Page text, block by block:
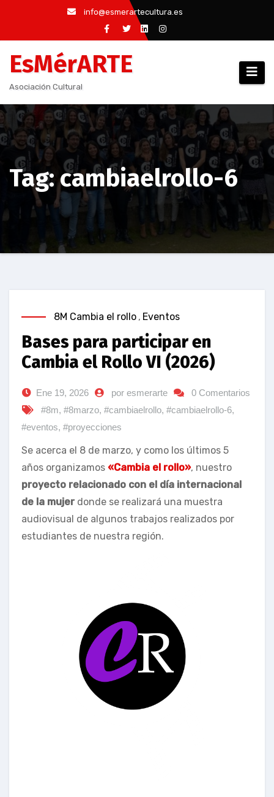
contenido
info@esmerartecultura.es
EsMérARTE
Asociación Cultural
Tag: cambiaelrollo-6
8M Cambia el rollo , Eventos
Bases para participar en
Cambia el Rollo VI (2026)
Ene 19, 2026 por esmerarte
0 Comentarios
#8m, #8marzo, #cambiaelrollo, #cambiaelrollo-6,
#eventos, #proyecciones
Se acerca el 8 de marzo, y como los últimos 5
años organizamos «Cambia el rollo», nuestro
proyecto relacionado con el día internacional
de la mujerdonde se realizará una muestra
audiovisual de algunos trabajos realizados por
estudiantes de nuestra región.